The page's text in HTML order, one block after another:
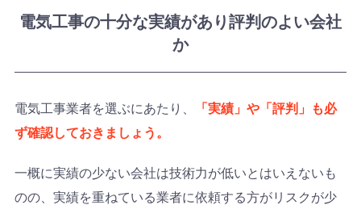
電気工事の十分な実績があり評判のよい会社
か
電気工事業者を選ぶにあたり、
「実績」や「評判」も必
ず確認しておきましょう。
一概に実績の少ない会社は技術力が低いとはいえないも
のの、実績を重ねている業者に依頼する方がリスクが少